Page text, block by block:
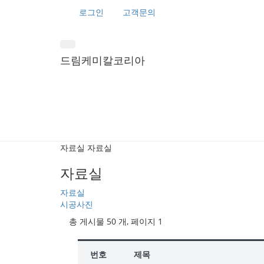
로그인 고객문의
드림케미칼코리아
자료실 자료실
자료실
자료실
시공사진
총 게시물 50 개, 페이지 1
번호 제목